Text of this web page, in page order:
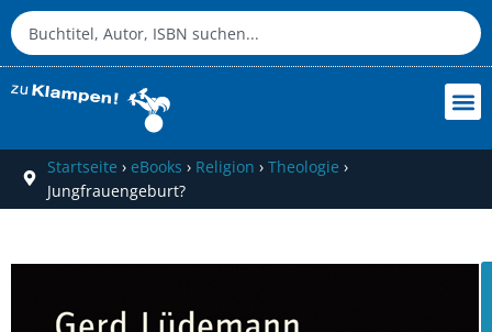
Startseite › eBooks › Religion › Theologie ›
Jungfrauengeburt?